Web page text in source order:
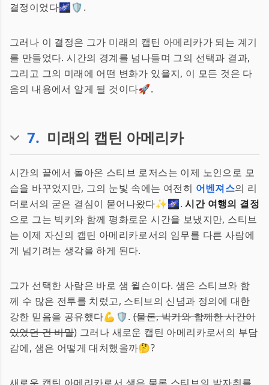
결정이었다🌌🛡️.
그러나 이 결정은 그가 미래의 캡틴 아메리카가 되는 계기
를 만들었다. 시간의 경계를 넘나들며 그의 선택과 결과,
그리고 그의 미래에 어떤 변화가 있을지, 이 모든 것은 다
음의 내용에서 알게 될 것이다🚀.
7. 미래의 캡틴 아메리카
시간의 끝에서 돌아온 스티브 로저스는 이제 노인으로 모
습을 바꾸었지만, 그의 눈빛 속에는 여전히 어벤져스의 리
더로서의 굳은 결심이 묻어나왔다✨🌌.시간 여행의 결정
으로 그는 빅키와 함께 평화로운 시간을 보냈지만, 스티브
는 이제 자신의 캡틴 아메리카로서의 임무를 다른 사람에
게 넘기려는 생각을 하게 된다.
그가 선택한 사람은 바로 샘 윌슨이다. 샘은 스티브와 함
께 수 많은 전투를 치렀고, 스티브의 신념과 정의에 대한
강한 믿음을 공유했다💪🛡️. (물론, 빅키와 함께한 시간이
있었던 건 비밀) 그러나 새로운 캡틴 아메리카로서의 부담
감에, 샘은 어떻게 대처했을까🤔?